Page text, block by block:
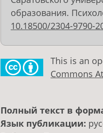
образования.
10.18500/2304-9790-
This is an
Commons
Полный текст в
Язык публикации: